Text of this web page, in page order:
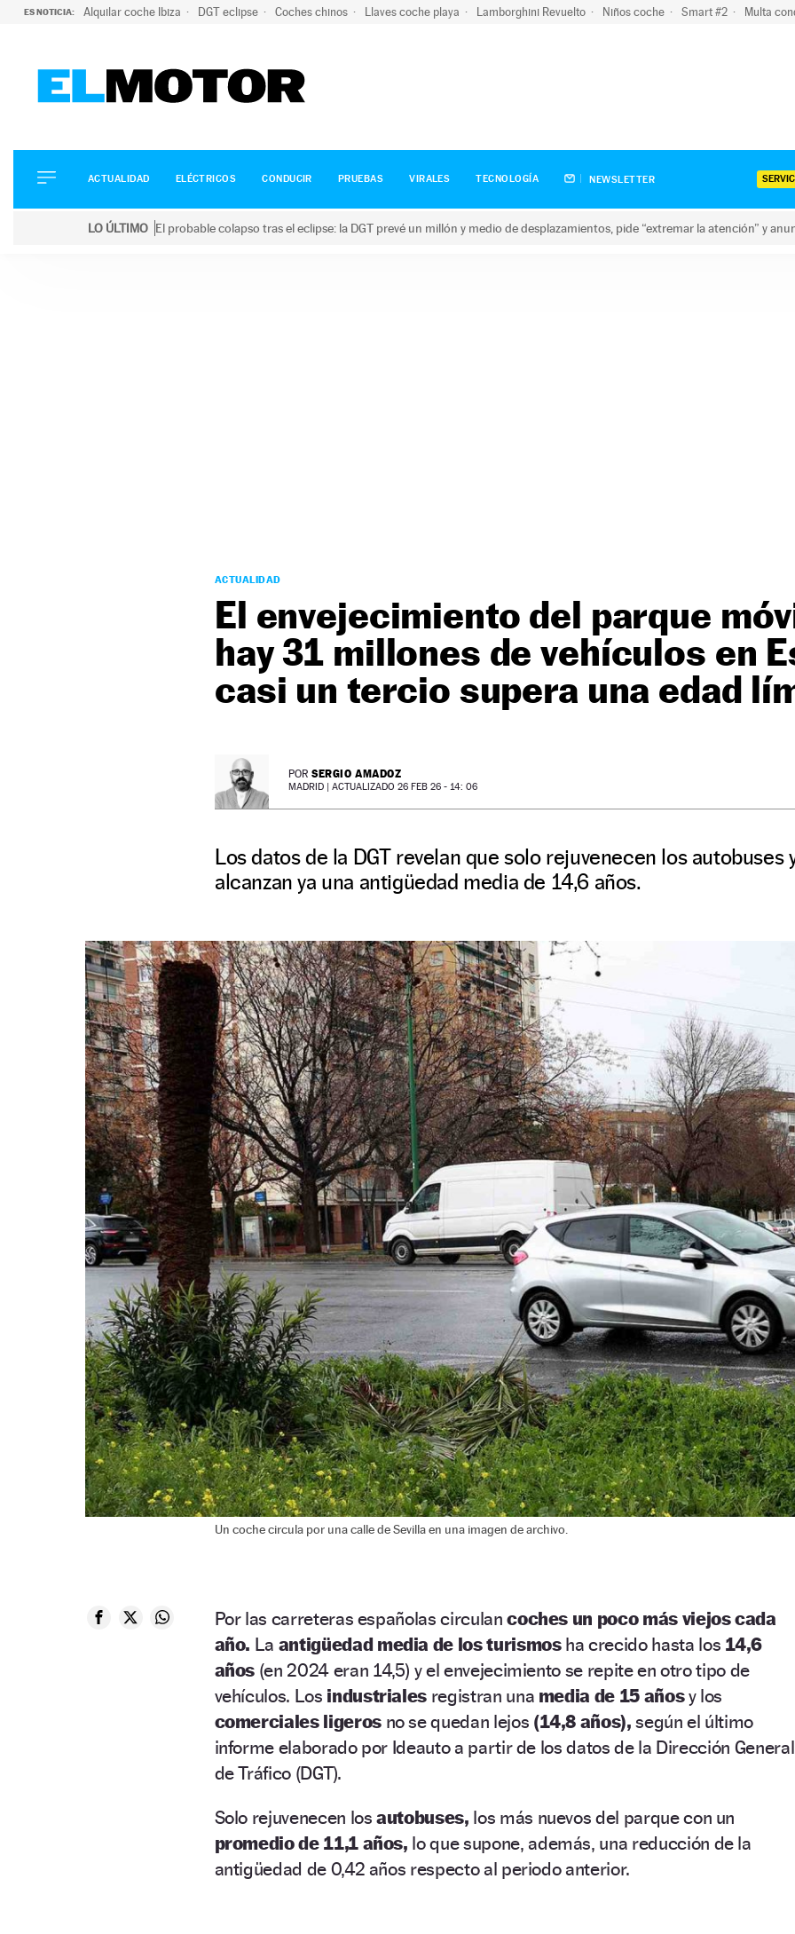
ES NOTICIA: Alquilar coche Ibiza DGT eclipse Coches chinos Llaves coche playa Lamborghini Revuelto Niños coche Smart #2 Multa
ELÉCTRICOS
CONDUCIR
ACTUALIDAD ELÉCTRICOS CONDUCIR PRUEBAS VIRALES TECNOLOGÍA NEWSLETTER
LO ÚLTIMO El probable colapso tras el eclipse: la DGT prevé un millón y medio de desplazamientos, pide “extremar la atención” y
ACTUALIDAD
El envejecimiento del parque
hay 31 millones de vehículos en
casi un tercio supera una edad
POR SERGIO AMADOZ
MADRID | ACTUALIZADO 26 FEB 26 - 14: 06
Los datos de la DGT revelan que solo rejuvenecen los autobuses
alcanzan ya una antigüedad media de 14,6 años.
Un coche circula por una calle de Sevilla en una imagen de archivo.
Por las carreteras españolas circulancoches un poco más viejos cada
año. La antigüedad media de los turismos ha crecido hasta los 14,6
años (en 2024 eran 14,5) y el envejecimiento se repite en otro tipo de
vehículos. Los industriales registran una media de 15 añosy los
comerciales ligeros no se quedan lejos (14,8 años),según el último
informe elaborado por Ideauto a partir de los datos de la Dirección General
de Tráfico (DGT).
Solo rejuvenecen losautobuses, los más nuevos del parque con un
promedio de 11,1 años, lo que supone, además, una reducción de la
antigüedad de 0,42 años respecto al periodo anterior.